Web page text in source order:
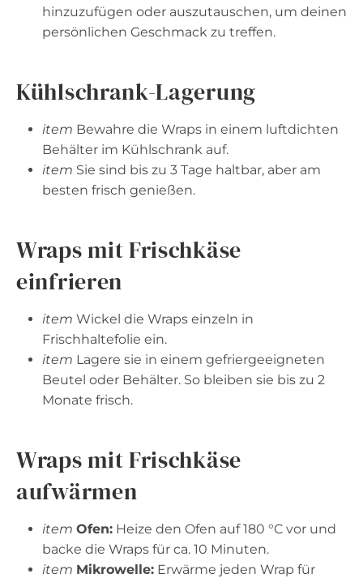
hinzuzufügen oder auszutauschen, um deinen
persönlichen Geschmack zu treffen.
Kühlschrank-Lagerung
item Bewahre die Wraps in einem luftdichten
Behälter im Kühlschrank auf.
item Sie sind bis zu 3 Tage haltbar, aber am
besten frisch genießen.
Wraps mit Frischkäse
einfrieren
item Wickel die Wraps einzeln in
Frischhaltefolie ein.
item Lagere sie in einem gefriergeeigneten
Beutel oder Behälter. So bleiben sie bis zu 2
Monate frisch.
Wraps mit Frischkäse
aufwärmen
item Ofen: Heize den Ofen auf 180 °C vor und
backe die Wraps für ca. 10 Minuten.
item Mikrowelle: Erwärme jeden Wrap für